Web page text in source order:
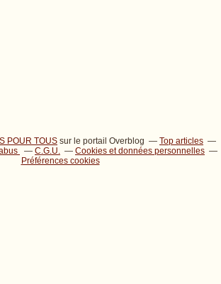
POUR TOUS sur le portail Overblog
Top articles
C.G.U.
Cookies et données personnelles
Préférences cookies